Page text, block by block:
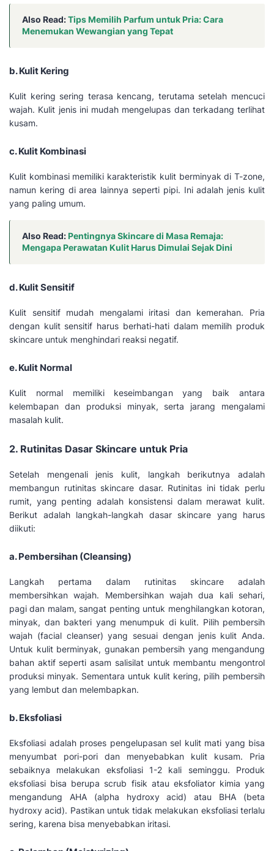
Also Read:Tips Memilih Parfum untuk Pria: Cara
Menemukan Wewangian yang Tepat
b. Kulit Kering
Kulit kering sering terasa kencang, terutama setelah mencuci
wajah. Kulit jenis ini mudah mengelupas dan terkadang terlihat
kusam.
c. Kulit Kombinasi
Kulit kombinasi memiliki karakteristik kulit berminyak di T-zone,
namun kering di area lainnya seperti pipi. Ini adalah jenis kulit
yang paling umum.
Also Read: Pentingnya Skincare di Masa Remaja:
Mengapa Perawatan Kulit Harus Dimulai Sejak Dini
d. Kulit Sensitif
Kulit sensitif mudah mengalami iritasi dan kemerahan. Pria
dengan kulit sensitif harus berhati-hati dalam memilih produk
skincare untuk menghindari reaksi negatif.
e. Kulit Normal
Kulit normal memiliki keseimbangan yang baik antara
kelembapan dan produksi minyak, serta jarang mengalami
masalah kulit.
2. Rutinitas Dasar Skincare untuk Pria
Setelah mengenali jenis kulit, langkah berikutnya adalah
membangun rutinitas skincare dasar. Rutinitas ini tidak perlu
rumit, yang penting adalah konsistensi dalam merawat kulit.
Berikut adalah langkah-langkah dasar skincare yang harus
diikuti:
a. Pembersihan (Cleansing)
Langkah pertama dalam rutinitas skincare adalah
membersihkan wajah. Membersihkan wajah dua kali sehari,
pagi dan malam, sangat penting untuk menghilangkan kotoran,
minyak, dan bakteri yang menumpuk di kulit. Pilih pembersih
wajah (facial cleanser) yang sesuai dengan jenis kulit Anda.
Untuk kulit berminyak, gunakan pembersih yang mengandung
bahan aktif seperti asam salisilat untuk membantu mengontrol
produksi minyak. Sementara untuk kulit kering, pilih pembersih
yang lembut dan melembapkan.
b. Eksfoliasi
Eksfoliasi adalah proses pengelupasan sel kulit mati yang bisa
menyumbat pori-pori dan menyebabkan kulit kusam. Pria
sebaiknya melakukan eksfoliasi 1-2 kali seminggu. Produk
eksfoliasi bisa berupa scrub fisik atau eksfoliator kimia yang
mengandung AHA (alpha hydroxy acid) atau BHA (beta
hydroxy acid). Pastikan untuk tidak melakukan eksfoliasi terlalu
sering, karena bisa menyebabkan iritasi.